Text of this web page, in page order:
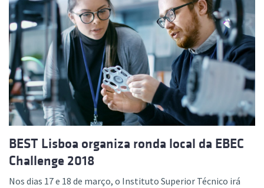
BEST Lisboa organiza ronda local da EBEC
Challenge 2018
Nos dias 17 e 18 de março, o Instituto Superior Técnico irá